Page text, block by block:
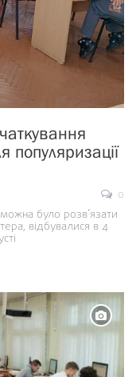
популяризації
0
було розв’язати
відбувалися в 4